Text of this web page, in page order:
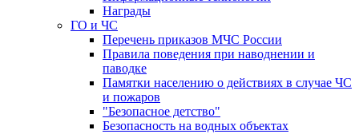
Награды
ГО и ЧС
Перечень приказов МЧС России
Правила поведения при наводнении и
паводке
Памятки населению о действиях в случае ЧС
и пожаров
"Безопасное детство"
Безопасность на водных объектах